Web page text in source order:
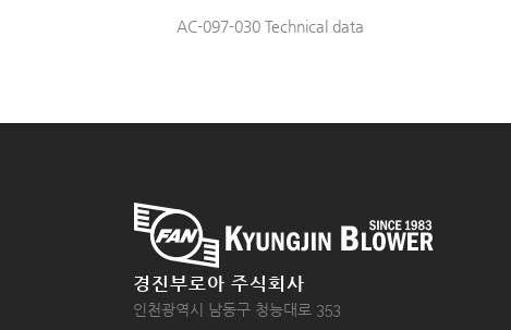
AC-097-030 Technical data
경진부로아 주식회사
인천광역시 남동구 청능대로 353